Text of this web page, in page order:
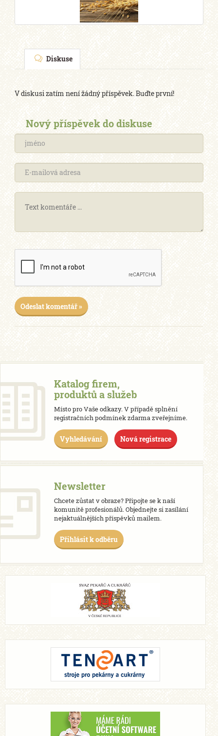
Diskuse
V diskusi zatím není žádný příspěvek. Buďte první!
Nový příspěvek do diskuse
Odeslat komentář »
Katalog firem,
produktů a služeb
Místo pro Vaše odkazy. V případě splnění
registračních podmínek zdarma zveřejníme.
Vyhledávání Nová registrace
Newsletter
Chcete zůstat v obraze? Připojte se k naší
komunitě profesionálů. Objednejte si zasílání
nejaktuálnějších příspěvků mailem.
Přihlásit k odběru